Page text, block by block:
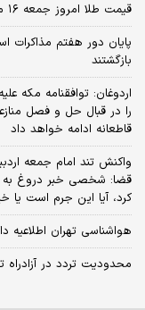
قیمت طلا امروز جمعه ۱۶ مرداد ۱۴۰۵/ افزایش قیمت طلا
پایان دور هفتم مذاکرات
بازگشتند
اردوغان: توافقنامه
را در قبال حل و فصل
قاطعانه ادامه خواهد داد
واکنش تند امام جمعه
قضا: شخصی خبر دروغ به
کرد، آیا این جرم است یا
هواشناسی تهران
محدودیت تردد در آزادراه تهران -